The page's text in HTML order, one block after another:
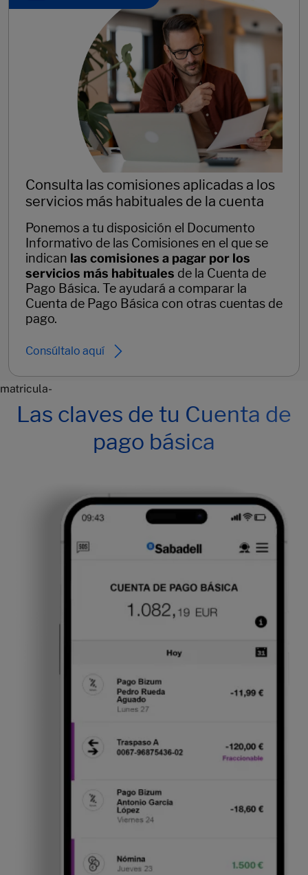
Consulta las comisiones aplicadas a los
servicios más habituales de la cuenta
Ponemos a tu disposición el Documento
Informativo de las Comisiones en el que se
indican las comisiones a pagar por los
servicios más habituales de la Cuenta de
Pago Básica. Te ayudará a comparar la
Cuenta de Pago Básica con otras cuentas de
pago.
Consúltalo aquí
matricula-
Las claves de tu Cuenta de
pago básica